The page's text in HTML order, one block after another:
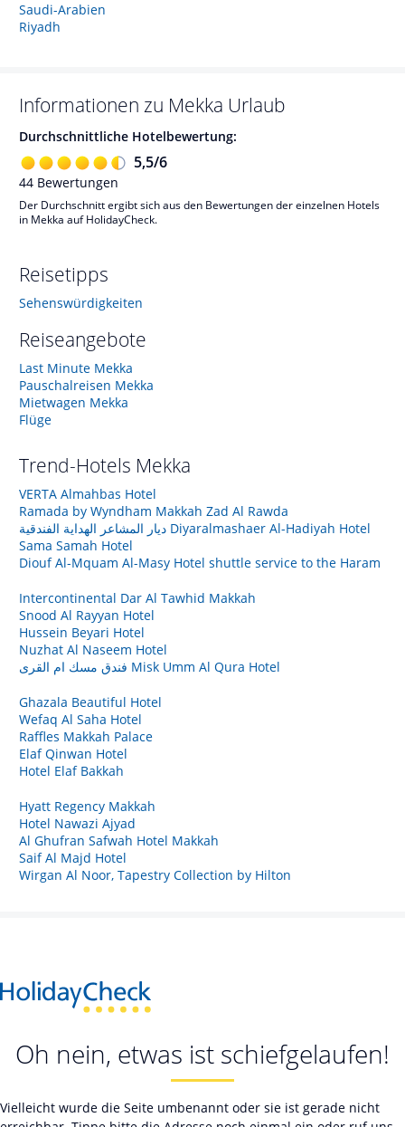
Saudi-Arabien
Riyadh
Informationen zu Mekka Urlaub
Durchschnittliche Hotelbewertung:
5,5/6
44 Bewertungen
Der Durchschnitt ergibt sich aus den Bewertungen der einzelnen Hotels
in Mekka auf HolidayCheck.
Reisetipps
Sehenswürdigkeiten
Reiseangebote
Last Minute Mekka
Pauschalreisen Mekka
Mietwagen Mekka
Flüge
Trend-Hotels Mekka
VERTA Almahbas Hotel
Ramada by Wyndham Makkah Zad Al Rawda
ديار المشاعر الهداية الفندقية Diyaralmashaer Al-Hadiyah Hotel
Sama Samah Hotel
Diouf Al-Mquam Al-Masy Hotel shuttle service to the Haram
Intercontinental Dar Al Tawhid Makkah
Snood Al Rayyan Hotel
Hussein Beyari Hotel
Nuzhat Al Naseem Hotel
فندق مسك ام القرى Misk Umm Al Qura Hotel
Ghazala Beautiful Hotel
Wefaq Al Saha Hotel
Raffles Makkah Palace
Elaf Qinwan Hotel
Hotel Elaf Bakkah
Hyatt Regency Makkah
Hotel Nawazi Ajyad
Al Ghufran Safwah Hotel Makkah
Saif Al Majd Hotel
Wirgan Al Noor, Tapestry Collection by Hilton
Oh nein, etwas ist schiefgelaufen!
Vielleicht wurde die Seite umbenannt oder sie ist gerade nicht